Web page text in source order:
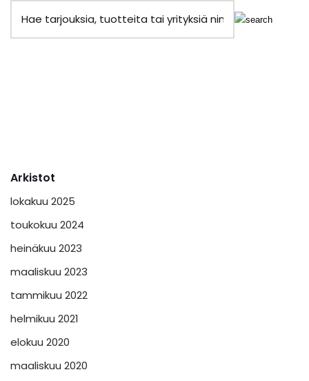
Arkistot
lokakuu 2025
toukokuu 2024
heinäkuu 2023
maaliskuu 2023
tammikuu 2022
helmikuu 2021
elokuu 2020
maaliskuu 2020